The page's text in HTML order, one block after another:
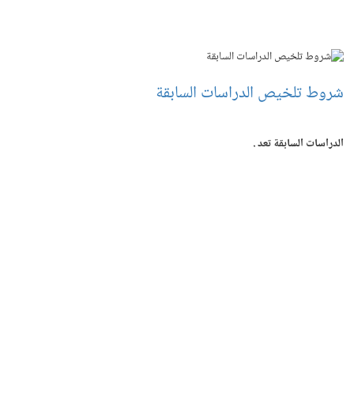
شروط تلخيص الدراسات السابقة
الدراسات السابقة تعد .